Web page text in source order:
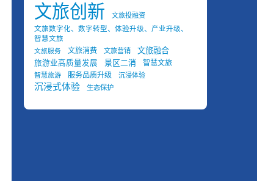
文旅创新
文旅投融资
文旅数字化、数字转型、体验升级、产业升级、
智慧文旅
文旅服务 文旅消费 文旅营销 文旅融合
旅游业高质量发展 景区二消 智慧文旅
智慧旅游 服务品质升级 沉浸体验
沉浸式体验 生态保护